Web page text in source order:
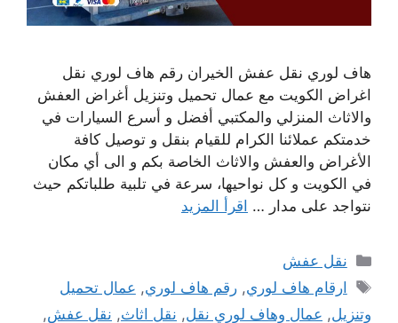
هاف لوري نقل عفش الخيران رقم هاف لوري نقل
اغراض الكويت مع عمال تحميل وتنزيل أغراض العفش
والاثاث المنزلي والمكتبي أفضل و أسرع السيارات في
خدمتكم عملائنا الكرام للقيام بنقل و توصيل كافة
الأغراض والعفش والاثاث الخاصة بكم و الى أي مكان
في الكويت و كل نواحيها، سرعة في تلبية طلباتكم حيث
نتواجد على مدار … اقرأ المزيد
التصنيفات
نقل عفش
الوسوم
ارقام هاف لوري,رقم هاف لوري, عمال تحميل
وتنزيل, عمال وهاف لوري نقل, نقل اثاث, نقل عفش,